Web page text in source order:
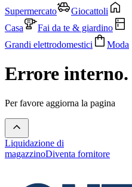
Supermercato
Giocattoli
Casa
Fai da te & giardino
Grandi elettrodomestici
Moda
Errore interno.
Per favore aggiorna la pagina
Liquidazione di
magazzinoDiventa fornitore